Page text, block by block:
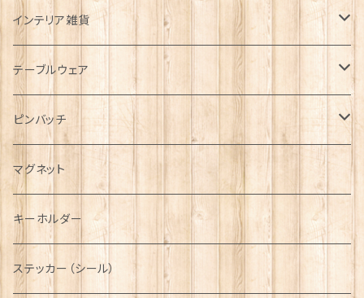
帽子
キャップ
ハンチング帽
キャスケット
ディアストーカー
ニット帽
Tシャツ
マフラー
タータン【Bronte by Moon】
タータン【Glencroft】
ボタンラップマフラー【Aran Traditions】
サッシュ
スカーフ
ファッションマスク
ORTAK
ブローチ
ペンダント
チャーム
その他のアクセサリー
インテリア雑貨
インテリア置物
ラブスプーン
ラブスプーン【SION LLEWELLYN】
ラブスプーン【PAUL CURTIS】
ファブリック
テーブルウェア
ティータオル
ペーパーナプキン
ティーコジー
その他テーブルウェア
ピンバッチ
ジェネラルデザイン
乗り物
動物＆植物
ミリタリー
NAVY
ピューター
マグネット
キーホルダー
ステッカー（シール）